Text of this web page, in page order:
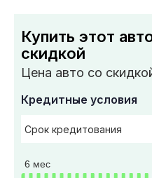
Купить этот
скидкой
Цена авто со
Кредитные условия
Срок кредитования
6 мес